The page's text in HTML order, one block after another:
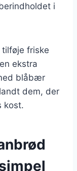
i
friske
ekstra
blåbær
dem, der
kost.